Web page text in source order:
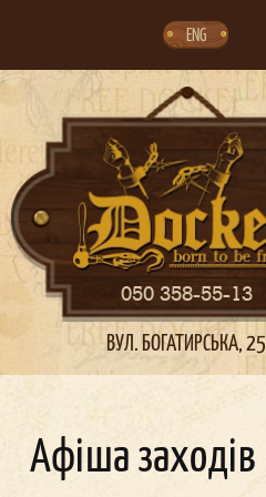
ENG
050 358-55-13
ВУЛ. БОГАТИРСЬКА, 25
Афіша заходів